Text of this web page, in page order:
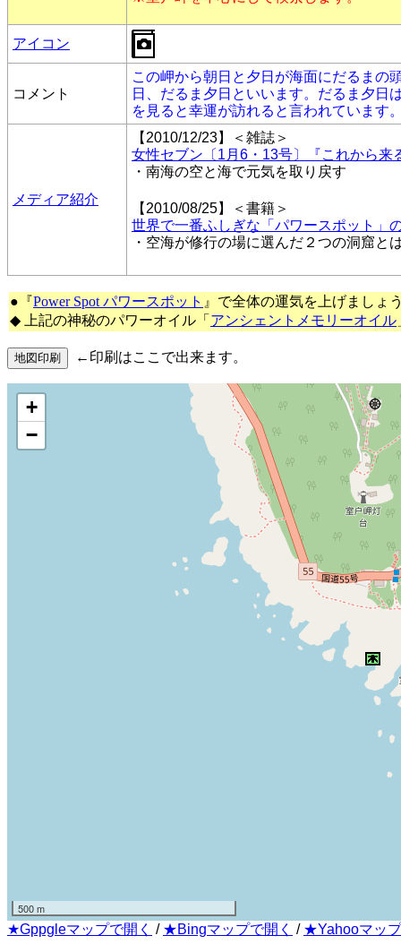
アイコン
コメント
この岬から朝日と夕日が海面にだるまの
日、だるま夕日といいます。だるま夕日
を見ると幸運が訪れると言われています
メディア紹介
【2010/12/23】＜雑誌＞
女性セブン〔1月6・13号〕『これから来
・南海の空と海で元気を取り戻す
【2010/08/25】＜書籍＞
世界で一番ふしぎな「パワースポット」
・空海が修行の場に選んだ２つの洞窟と
●『Power Spot パワースポット 』で全体の運気を上げましょ
◆ 上記の神秘のパワーオイル「 アンシェントメモリーオイル
←印刷はここで出来ます。
+
−
500 m
★Gppgleマップで開く / ★Bingマップで開く / ★Yahooマッ